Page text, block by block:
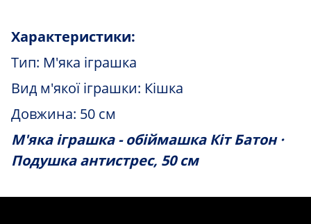
Характеристики:
Тип: М'яка іграшка
Вид м'якої іграшки: Кішка
Довжина: 50 см
М'яка іграшка - обіймашка Кіт Батон ·
Подушка антистрес, 50 см